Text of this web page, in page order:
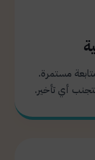
مستمرة.
أي تأخير.